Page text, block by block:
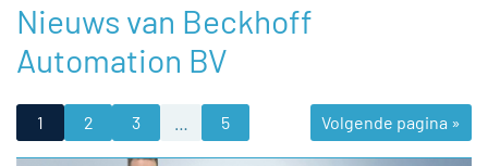
Nieuws van Beckhoff
Automation BV
1 2 3 5 Volgende pagina »